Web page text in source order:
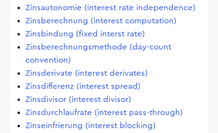
Zinsautonomie (interest rate independence)
Zinsberechnung (interest computation)
Zinsbindung (fixed interst rate)
Zinsberechnungsmethode (day-count
convention)
Zinsderivate (interest derivates)
Zinsdifferenz (interest spread)
Zinsdivisor (interest divisor)
Zinsdurchlaufrate (interest pass-through)
Zinseinfrierung (interest blocking)